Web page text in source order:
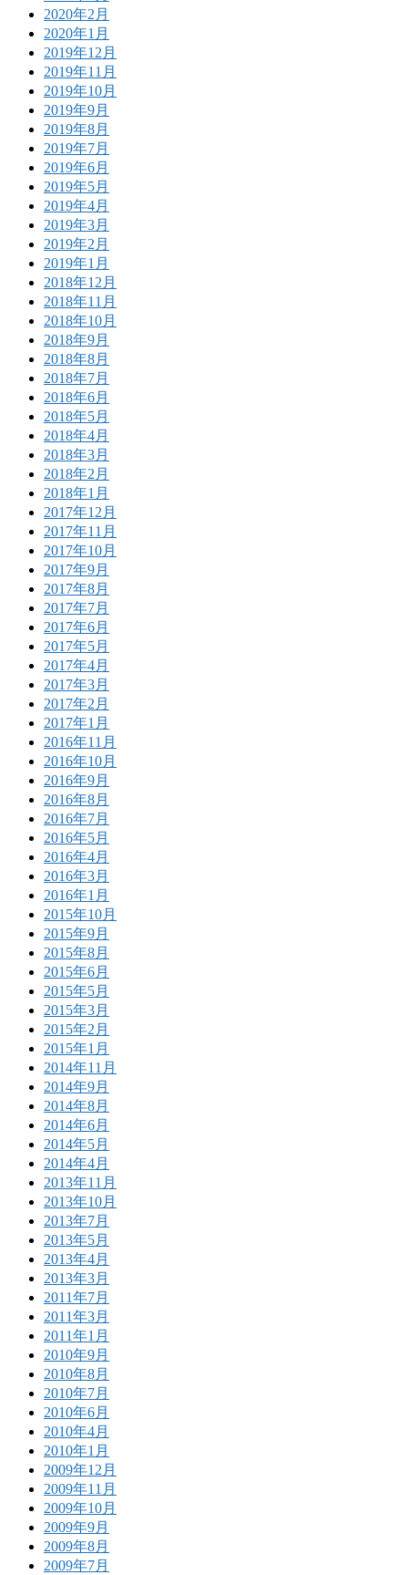
2020年2月
2020年1月
2019年12月
2019年11月
2019年10月
2019年9月
2019年8月
2019年7月
2019年6月
2019年5月
2019年4月
2019年3月
2019年2月
2019年1月
2018年12月
2018年11月
2018年10月
2018年9月
2018年8月
2018年7月
2018年6月
2018年5月
2018年4月
2018年3月
2018年2月
2018年1月
2017年12月
2017年11月
2017年10月
2017年9月
2017年8月
2017年7月
2017年6月
2017年5月
2017年4月
2017年3月
2017年2月
2017年1月
2016年11月
2016年10月
2016年9月
2016年8月
2016年7月
2016年5月
2016年4月
2016年3月
2016年1月
2015年10月
2015年9月
2015年8月
2015年6月
2015年5月
2015年3月
2015年2月
2015年1月
2014年11月
2014年9月
2014年8月
2014年6月
2014年5月
2014年4月
2013年11月
2013年10月
2013年7月
2013年5月
2013年4月
2013年3月
2011年7月
2011年3月
2011年1月
2010年9月
2010年8月
2010年7月
2010年6月
2010年4月
2010年1月
2009年12月
2009年11月
2009年10月
2009年9月
2009年8月
2009年7月